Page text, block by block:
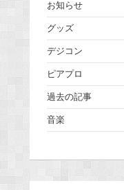
お知らせ
グッズ
デジコン
ピアプロ
過去の記事
音楽